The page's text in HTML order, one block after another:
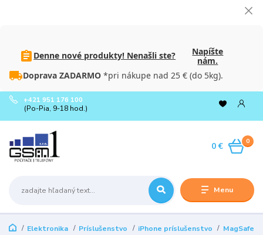
Denne nové produkty! Nenašli ste?
Napíšte
nám.
Doprava ZADARMO *pri nákupe nad 25 € (do 5kg).
Menu
+421 951 176 100
(Po-Pia, 9-18 hod.)
0
0 €
Elektronika Príslušenstvo iPhone príslušenstvo
MagSafe